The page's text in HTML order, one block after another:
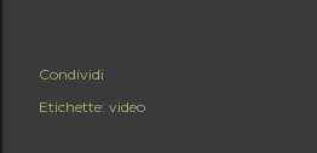
Condividi
Etichette: video